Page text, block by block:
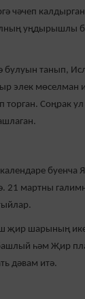
чәчеп
уңдырышлы
танып,
элек мөселман
торган. Соңрак
буенча
21 мартны
җир шарының
һәм Җир
дәвам итә.